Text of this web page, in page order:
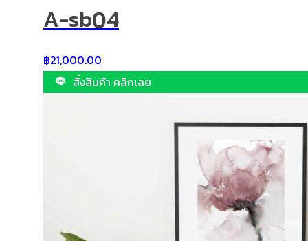
A-sb04
฿21,000.00
สั่งสินค้า คลิกเลย